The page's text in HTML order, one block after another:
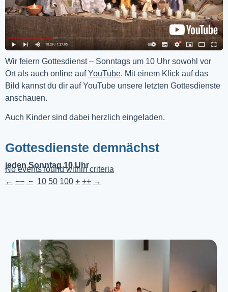
Wir feiern Gottesdienst – Sonntags um 10 Uhr sowohl vor
Ort als auch online auf YouTube. Mit einem Klick auf das
Bild kannst du dir auf YouTube unsere letzten Gottesdienste
anschauen.
Auch Kinder sind dabei herzlich eingeladen.
Gottesdienste demnächst
jeden Sonntag 10 Uhr
No events found within criteria
← −− − 10 50 100 + ++ →